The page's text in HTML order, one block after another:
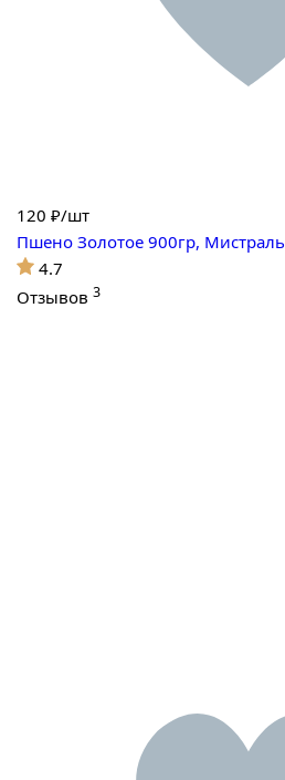
120 ₽/шт
Пшено Золотое 900гр, Мистраль
4.7
Отзывов 3